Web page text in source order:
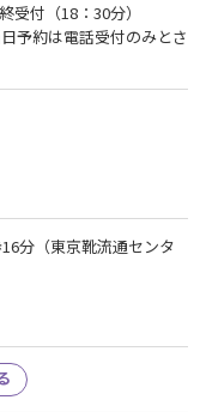
付（18：30分）
予約は電話受付のみとさ
分（東京靴流通センタ